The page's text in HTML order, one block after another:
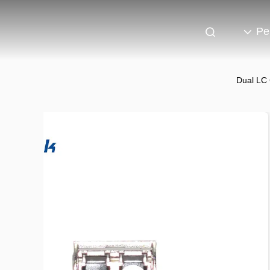
Dual LC